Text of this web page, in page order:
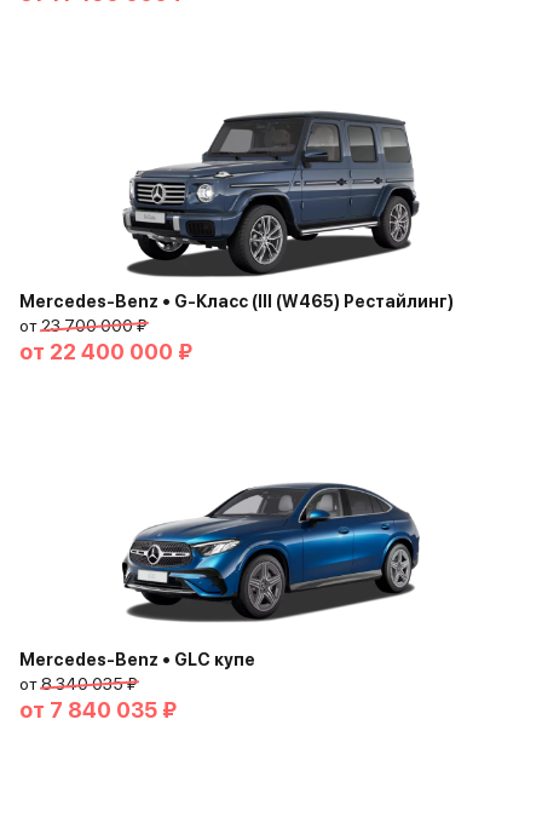
Mercedes-Benz • G-Класс (III (W465) Рестайлинг)
от23 700 000 ₽
от 22 400 000 ₽
Mercedes-Benz • GLC купе
от8 340 035 ₽
от 7 840 035 ₽